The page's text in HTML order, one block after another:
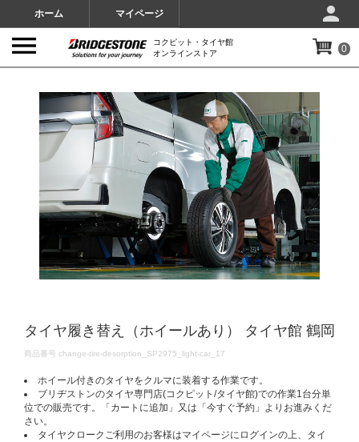
ホーム マイページ
コクピット・タイヤ館
オンラインストア
0
タイヤ履き替え（ホイールあり） タイヤ館 鶴岡
DETAILS
商品番号 change-tire-desorption_SP2975_light-car_17
ホイール付きのタイヤをクルマに装着する作業です。
ブリヂストンのタイヤ専門店(コクピット/タイヤ館)での作業1台分単
位での販売です。「カートに追加」又は「今すぐ予約」よりお進みくだ
さい。
タイヤクロークご利用のお客様はマイページにログインの上、タイ